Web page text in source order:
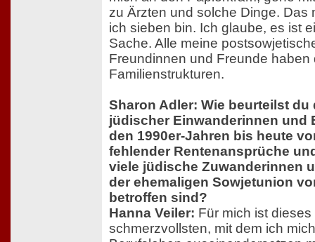
zu Ärzten und solche Dinge. Das
ich sieben bin. Ich glaube, es ist
Sache. Alle meine
Freundinnen und Freunde haben
Familienstrukturen.
Sharon Adler: Wie beurteilst du
jüdischer Einwanderinnen und
den 1990er-Jahren bis heute
fehlender Rentenansprüche
viele jüdische Zuwanderinnen
der ehemaligen Sowjetunion
betroffen sind?
Hanna Veiler: Für mich ist
schmerzvollsten, mit dem ich